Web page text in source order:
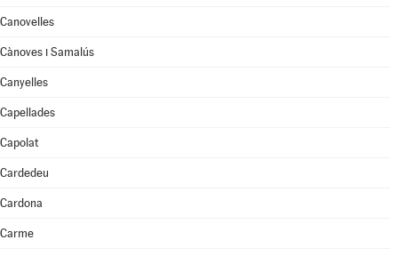
Canovelles
Cànoves i Samalús
Canyelles
Capellades
Capolat
Cardedeu
Cardona
Carme